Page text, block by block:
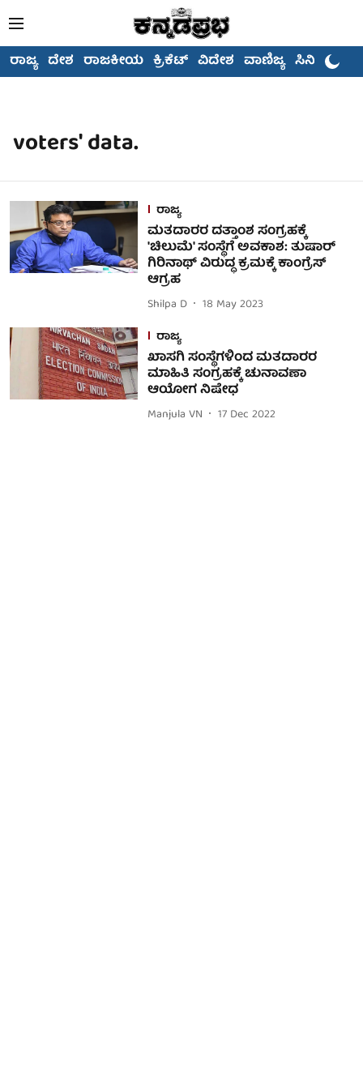
ರಾಜ್ಯ ದೇಶ ರಾಜಕೀಯ ಕ್ರಿಕೆಟ್ ವಿದೇಶ ವಾಣಿಜ್ಯ ಸಿನಿಮಾ
voters' data.
ರಾಜ್ಯ
ಮತದಾರರ ದತ್ತಾಂಶ ಸಂಗ್ರಹಕ್ಕೆ
'ಚಿಲುಮೆ' ಸಂಸ್ಥೆಗೆ ಅವಕಾಶ: ತುಷಾರ್
ಗಿರಿನಾಥ್ ವಿರುದ್ಧ ಕ್ರಮಕ್ಕೆ ಕಾಂಗ್ರೆಸ್
ಆಗ್ರಹ
Shilpa D
18 May 2023
ರಾಜ್ಯ
ಖಾಸಗಿ ಸಂಸ್ಥೆಗಳಿಂದ ಮತದಾರರ
ಮಾಹಿತಿ ಸಂಗ್ರಹಕ್ಕೆ ಚುನಾವಣಾ
ಆಯೋಗ ನಿಷೇಧ
Manjula VN 17 Dec 2022